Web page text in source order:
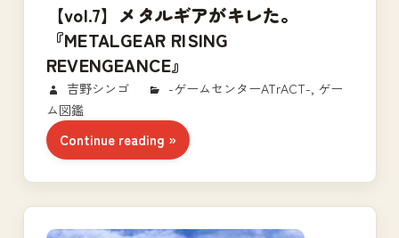
【vol.7】メタルギアがキレた。
『METALGEAR RISING
REVENGEANCE』
2017/11/24
吉野シンゴ -ゲームセンターATrACT- ゲー
ム図鑑
Continue reading